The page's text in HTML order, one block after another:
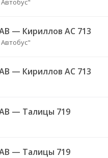
— Кириллов АС 713
— Кириллов АС 713
— Талицы 719
— Талицы 719